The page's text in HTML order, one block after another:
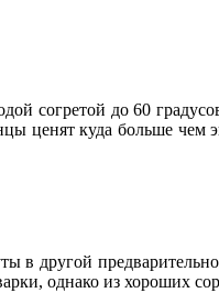
согретой до 60
куда больше чем
в другой
однако из хороших